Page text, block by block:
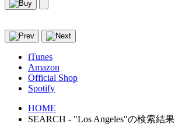
iTunes
Amazon
Official Shop
Spotify
HOME
SEARCH - "Los Angeles"の検索結果